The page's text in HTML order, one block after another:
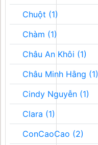
Chuột (1)
Chàm (1)
Châu An Khôi (1)
Châu Minh Hằng (1)
Cindy Nguyễn (1)
Clara (1)
ConCaoCao (2)